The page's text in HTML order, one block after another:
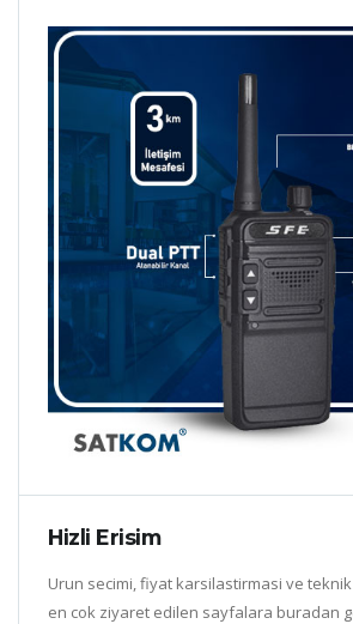
Hizli Erisim
Urun secimi, fiyat karsilastirmasi ve
en cok ziyaret edilen sayfalara buradan